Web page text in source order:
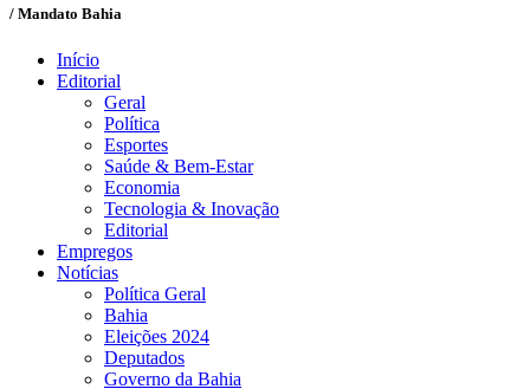
/ Mandato Bahia
Início
Editorial
Geral
Política
Esportes
Saúde & Bem-Estar
Economia
Tecnologia & Inovação
Editorial
Empregos
Notícias
Política Geral
Bahia
Eleições 2024
Deputados
Governo da Bahia